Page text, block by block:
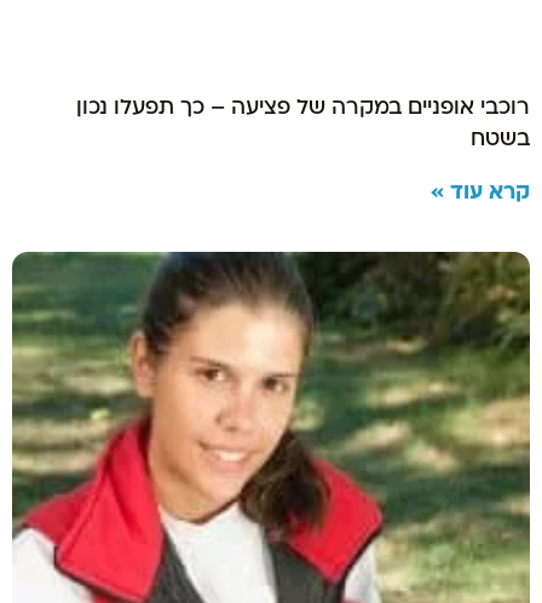
רוכבי אופניים במקרה של פציעה – כך תפעלו נכון
בשטח
קרא עוד »